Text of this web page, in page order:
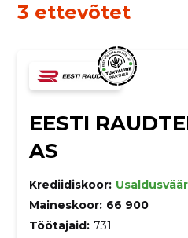
3 ettevõtet
EESTI
AS
Krediidiskoor:
Maineskoor: 66 900
Töötajaid: 731